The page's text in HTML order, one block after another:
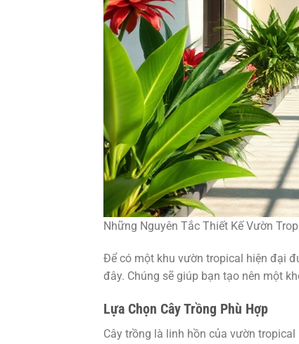
Những Nguyên Tắc Thiết Kế Vườn
Để có một khu vườn tropical hiện đại
đây. Chúng sẽ giúp bạn tạo nên một
Lựa Chọn Cây Trồng Phù Hợp
Cây trồng là linh hồn của vườn